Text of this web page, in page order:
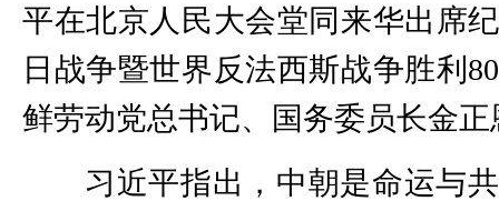
平在北京人民大会堂同来华出席
日战争暨世界反法西斯战争胜利
鲜劳动党总书记、国务委员长金
习近平指出，中朝是命运与